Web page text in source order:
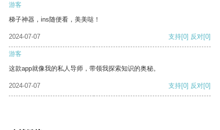
游客
梯子神器，ins随便看，美美哒！
2024-07-07 支持[0] 反对[0]
游客
这款app就像我的私人导师，带领我探索知识的奥秘。
2024-07-07 支持[0] 反对[0]